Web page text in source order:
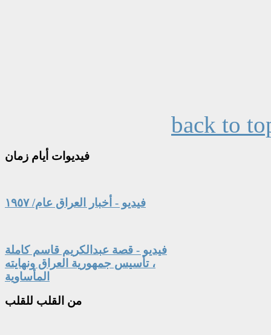
back to
فيديوات أيام زمان
فيديو - أخبار العراق عام/ ١٩٥٧
فيديو - قصة عبدالكريم قاسم كاملة
، تأسيس جمهورية العراق ونهايته
المأساوية
من القلب للقلب